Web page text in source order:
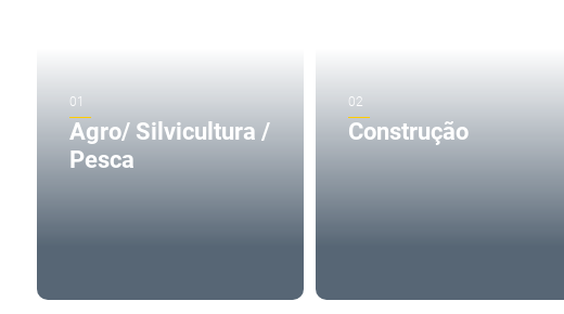
Agro/ Silvicultura /
Pesca
Construção